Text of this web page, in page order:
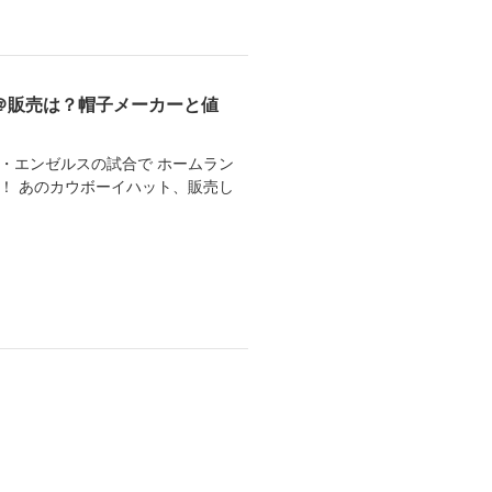
売は？帽子メーカーと値
エンゼルスの試合で ホームラン
あのカウボーイハット、販売し